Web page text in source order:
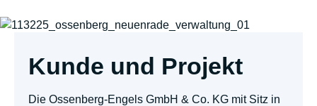
Kunde und Projekt
Die Ossenberg-Engels GmbH & Co. KG mit Sitz in